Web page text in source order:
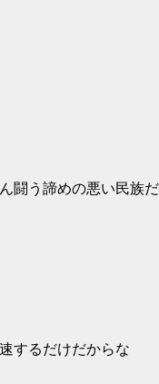
闘う諦めの悪い民族だ
するだけだからな